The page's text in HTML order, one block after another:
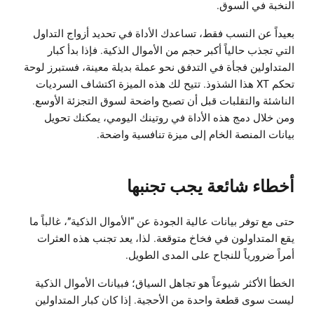
النخبة في السوق.
بعيداً عن النسب فقط، تساعدك الأداة في تحديد أزواج التداول
التي تجذب حالياً أكبر حجم من الأموال الذكية. فإذا بدأ كبار
المتداولين فجأة في التدفق نحو عملة بديلة معينة، فستبرز لوحة
تحكم XT هذا الشذوذ. تتيح لك هذه الميزة اكتشاف السرديات
الناشئة والتقلبات قبل أن تصبح واضحة لسوق التجزئة الأوسع.
ومن خلال دمج هذه الأداة في روتينك اليومي، يمكنك تحويل
بيانات المنصة الخام إلى ميزة تنافسية واضحة.
أخطاء شائعة يجب تجنبها
حتى مع توفر بيانات عالية الجودة عن “الأموال الذكية”، غالباً ما
يقع المتداولون في فخاخ متوقعة. لذا، يعد تجنب هذه العثرات
أمراً ضرورياً للنجاح على المدى الطويل.
الخطأ الأكثر شيوعاً هو تجاهل السياق؛ فبيانات الأموال الذكية
ليست سوى قطعة واحدة من الأحجية. إذا كان كبار المتداولين